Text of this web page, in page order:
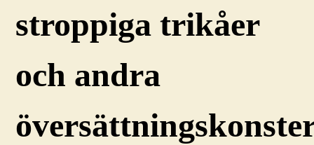
stroppiga trikåer
och andra